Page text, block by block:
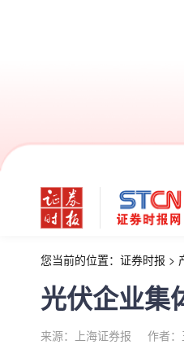
您当前的位置： 证券时报 >
光伏企业集
来源：上海证券报 作者